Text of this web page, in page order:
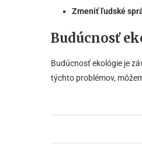
Zmeniť ľudské
Budúcnosť
Budúcnosť ekológie je
týchto problémov,